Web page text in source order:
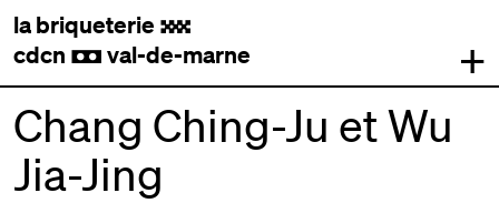
la briqueterie .
cdcn , val-de-marne
+
Chang Ching-Ju et Wu
Jia-Jing